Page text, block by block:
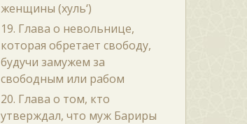
женщины (хуль‘)
19. Глава о невольнице,
которая обретает свободу,
будучи замужем за
свободным или рабом
20. Глава о том, кто
утверждал, что муж Бариры